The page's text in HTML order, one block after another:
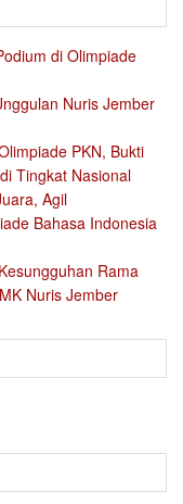
di Olimpiade
Nuris Jember
PKN, Bukti
Tingkat Nasional
Agil
Bahasa Indonesia
Rama
Nuris Jember